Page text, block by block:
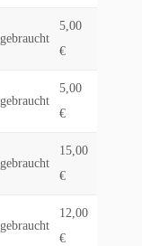
gebraucht
5,00
€
gebraucht
5,00
€
gebraucht
15,00
€
gebraucht
12,00
€